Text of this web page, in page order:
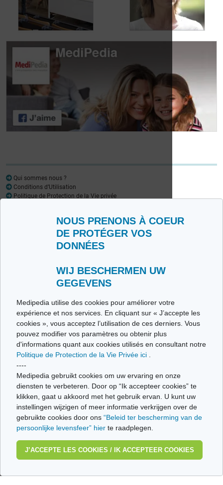
NOUS PRENONS À COEUR
DE PROTÉGER VOS
DONNÉES
WIJ BESCHERMEN UW
GEGEVENS
Medipedia utilise des cookies pour améliorer votre
expérience et nos services. En cliquant sur « J’accepte les
cookies », vous acceptez l’utilisation de ces derniers. Vous
pouvez modifier vos paramètres ou obtenir plus
d'informations quant aux cookies utilisés en consultant notre
Politique de Protection de la Vie Privée ici
----
Medipedia gebruikt cookies om uw ervaring en onze
diensten te verbeteren. Door op “Ik accepteer cookies” te
klikken, gaat u akkoord met het gebruik ervan. U kunt uw
instellingen wijzigen of meer informatie verkrijgen over de
gebruikte cookies door ons “Beleid ter bescherming van de
persoonlijke levensfeer” hier te raadplegen.
J’ACCEPTE LES COOKIES / IK ACCEPTEER COOKIES
aux fuites urinaires
malgré les fuites
urinaires
Journée des
patients atteints de
lymphome:
Mariangela Fiorente,
ALWB
patients atteints de
lymphome: Pr
Virginie De Wilde
Qui sommes nous ?
Conditions d’Utilisation
Politique de Protection de la Vie privée
Toutes les thématiques
Ce site respecte les principes de la charte HON Code.
© Vivio sa, 2014-2026 - Tous droits réservés | Avenue Gustave Demeylaan 57 -
1160 Brussels